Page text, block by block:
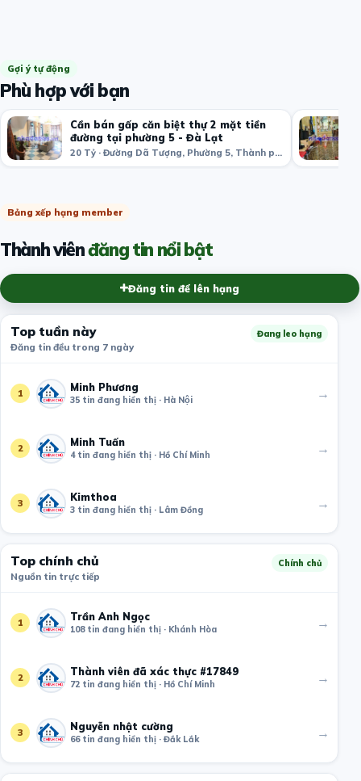
Gợi ý tự động
Phù hợp với bạn
Cần bán gấp căn biệt thự 2 mặt tiền
đường tại phường 5 - Đà Lạt
20 Tỷ · Đường Dã Tượng, Phường 5, Thành phố Đà Lạt, Lâm Đồng, Việt Nam
Bảng xếp hạng member
Thành viênđăng tin nổi bật
Đăng tin để lên hạng
Top tuần này
Đăng tin đều trong 7 ngày
Đang leo hạng
1 Minh Phương
35 tin đang hiển thị · Hà Nội →
2 Minh Tuấn
4 tin đang hiển thị · Hồ Chí Minh →
3 Kimthoa
3 tin đang hiển thị · Lâm Đồng →
Top chính chủ
Nguồn tin trực tiếp
Chính chủ
1 Trần Anh Ngọc
108 tin đang hiển thị · Khánh Hòa →
2 Thành viên đã xác thực #17849
72 tin đang hiển thị · Hồ Chí Minh →
3 Nguyễn nhật cường
66 tin đang hiển thị · Đắk Lắk →